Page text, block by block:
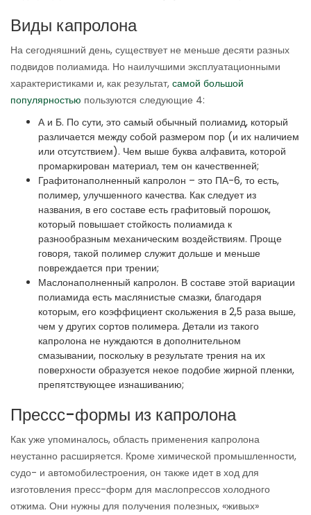
Виды капролона
На сегодняшний день, существует не меньше десяти разных
подвидов полиамида. Но наилучшими эксплуатационными
характеристиками и, как результат, самой большой
популярностью пользуются следующие 4:
А и Б. По сути, это самый обычный полиамид, который
различается между собой размером пор (и их наличием
или отсутствием). Чем выше буква алфавита, которой
промаркирован материал, тем он качественней;
Графитонаполненный капролон – это ПА-6, то есть,
полимер, улучшенного качества. Как следует из
названия, в его составе есть графитовый порошок,
который повышает стойкость полиамида к
разнообразным механическим воздействиям. Проще
говоря, такой полимер служит дольше и меньше
повреждается при трении;
Маслонаполненный капролон. В составе этой вариации
полиамида есть маслянистые смазки, благодаря
которым, его коэффициент скольжения в 2,5 раза выше,
чем у других сортов полимера. Детали из такого
капролона не нуждаются в дополнительном
смазывании, поскольку в результате трения на их
поверхности образуется некое подобие жирной пленки,
препятствующее изнашиванию;
Прессс-формы из капролона
Как уже упоминалось, область применения капролона
неустанно расширяется. Кроме химической промышленности,
судо- и автомобилестроения, он также идет в ход для
изготовления пресс-форм для маслопрессов холодного
отжима. Они нужны для получения полезных, «живых»